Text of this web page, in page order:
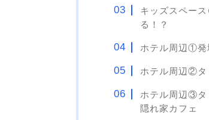
キッズスペー
る！？
ホテル周辺①発
ホテル周辺②タ
ホテル周辺③タ
隠れ家カフェ